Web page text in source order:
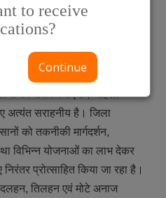
को बढ़ावा देना प्रशासन की
और रागी जैसी फसलों से
सुरक्षा और प्राकृतिक संसाधनों
जैसी पोषक फसलें जलवायु परिवर्तन
को सक्षम बनाएंगी। महिला
अत्यंत सराहनीय है। जिला
को तकनीकी मार्गदर्शन,
विभिन्न योजनाओं का लाभ देकर
प्रोत्साहित किया जा रहा है।
तिलहन एवं मोटे अनाज
to receive
Continue